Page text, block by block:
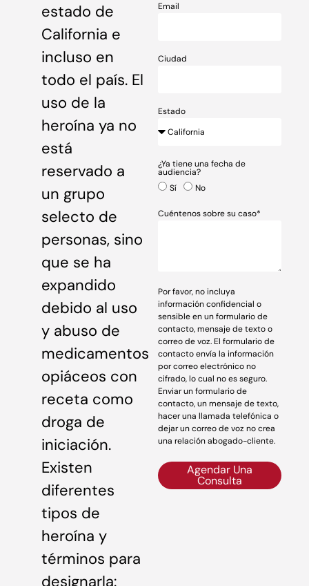
estado de
California e
incluso en
todo el país. El
uso de la
heroína ya no
está
reservado a
un grupo
selecto de
personas, sino
que se ha
expandido
debido al uso
y abuso de
medicamentos
opiáceos con
receta como
droga de
iniciación.
Existen
diferentes
tipos de
heroína y
términos para
designarla:
Email
Ciudad
Estado
¿Ya tiene una fecha de
audiencia?
Sí
No
Cuéntenos sobre su caso*
Por favor, no incluya
información confidencial o
sensible en un formulario de
contacto, mensaje de texto o
correo de voz. El formulario de
contacto envía la información
por correo electrónico no
cifrado, lo cual no es seguro.
Enviar un formulario de
contacto, un mensaje de texto,
hacer una llamada telefónica o
dejar un correo de voz no crea
una relación abogado-cliente.
Agendar Una
Consulta